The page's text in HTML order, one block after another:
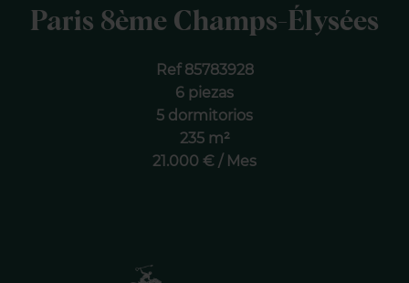
Paris 8ème Champs-Élysées
Ref 85783928
6 piezas
5 dormitorios
235 m²
21.000 € / Mes